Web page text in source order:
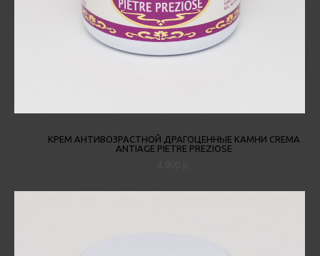
КРЕМ АНТИВОЗРАСТНОЙ ДРАГОЦЕННЫЕ КАМНИ CREMA
ANTIAGE PIETRE PREZIOSE